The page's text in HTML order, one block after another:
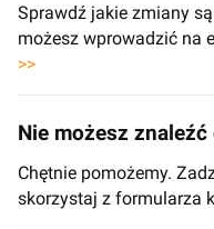
Sprawdź jakie zmiany
możesz wprowadzić na
>>
Nie możesz
Chętnie pomożemy.
skorzystaj z formularza